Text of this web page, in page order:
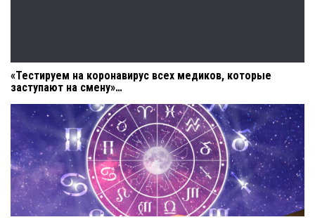
«Тестируем на коронавирус всех медиков, которые
заступают на смену»…